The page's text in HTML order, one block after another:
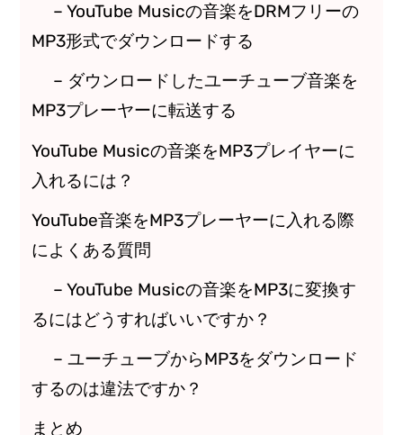
– YouTube Musicの音楽をDRMフリーの
MP3形式でダウンロードする
– ダウンロードしたユーチューブ音楽を
MP3プレーヤーに転送する
YouTube Musicの音楽をMP3プレイヤーに
入れるには？
YouTube音楽をMP3プレーヤーに入れる際
によくある質問
– YouTube Musicの音楽をMP3に変換す
るにはどうすればいいですか？
– ユーチューブからMP3をダウンロード
するのは違法ですか？
まとめ